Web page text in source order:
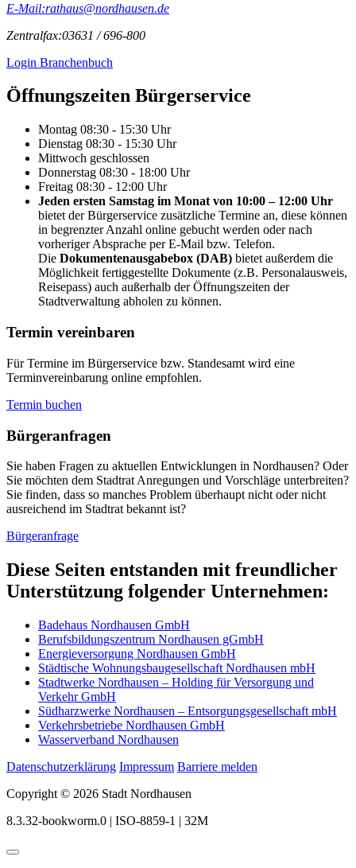
E-Mail:rathaus@nordhausen.de
Zentralfax:03631 / 696-800
Login Branchenbuch
Öffnungs­zeiten Bürgerservice
Montag 08:30 - 15:30 Uhr
Dienstag 08:30 - 15:30 Uhr
Mittwoch geschlossen
Donnerstag 08:30 - 18:00 Uhr
Freitag 08:30 - 12:00 Uhr
Jeden ersten Samstag im Monat von 10:00 – 12:00 Uhr
bietet der Bürgerservice zusätzliche Termine an, diese können
in begrenzter Anzahl online gebucht werden oder nach
vorheriger Absprache per E-Mail bzw. Telefon.
Die Dokumentenausgabebox (DAB) bietet außerdem die
Möglichkeit fertiggestellte Dokumente (z.B. Personalausweis,
Reisepass) auch außerhalb der Öffnungszeiten der
Stadtverwaltung abholen zu können.
Termin vereinbaren
Für Termine im Bürgerservice bzw. Standesamt wird eine
Terminvereinbarung online empfohlen.
Termin buchen
Bürger­anfragen
Sie haben Fragen zu aktuellen Entwicklungen in Nordhausen? Oder
Sie möchten dem Stadtrat Anregungen und Vorschläge unterbreiten?
Sie finden, dass so manches Problem überhaupt nicht oder nicht
ausreichend im Stadtrat bekannt ist?
Bürgeranfrage
Diese Seiten entstanden mit freundlicher
Unterstützung folgender Unternehmen:
Badehaus Nordhausen GmbH
Berufsbildungszentrum Nordhausen gGmbH
Energieversorgung Nordhausen GmbH
Städtische Wohnungsbaugesellschaft Nordhausen mbH
Stadtwerke Nordhausen – Holding für Versorgung und
Verkehr GmbH
Südharzwerke Nordhausen – Entsorgungsgesellschaft mbH
Verkehrsbetriebe Nordhausen GmbH
Wasserverband Nordhausen
Datenschutzerklärung Impressum Barriere melden
Copyright © 2026 Stadt Nordhausen
8.3.32-bookworm.0 | ISO-8859-1 | 32M